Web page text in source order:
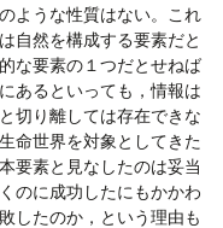
ような性質はない。これ
自然を構成する要素だと
な要素の１つだとせねば
あるといっても，情報は
切り離しては存在できな
命世界を対象としてきた
要素と見なしたのは妥当
のに成功したにもかかわ
したのか，という理由も